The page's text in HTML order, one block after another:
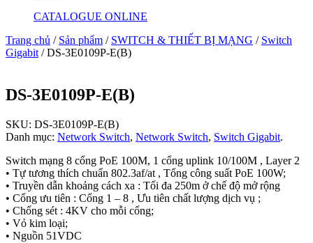
CATALOGUE ONLINE
Trang chủ / Sản phẩm / SWITCH & THIẾT BỊ MẠNG / Switch
Gigabit/ DS-3E0109P-E(B)
DS-3E0109P-E(B)
SKU: DS-3E0109P-E(B)
Danh mục: Network Switch, Network Switch, Switch Gigabit.
Switch mạng 8 cổng PoE 100M, 1 cổng uplink 10/100M , Layer 2
• Tự tương thích chuẩn 802.3af/at , Tổng công suất PoE 100W;
• Truyền dẫn khoảng cách xa : Tối đa 250m ở chế độ mở rộng
• Cổng ưu tiên : Cổng 1 – 8 , Ưu tiên chất lượng dịch vụ ;
• Chống sét : 4KV cho mỗi cổng;
• Vỏ kim loại;
• Nguồn 51VDC